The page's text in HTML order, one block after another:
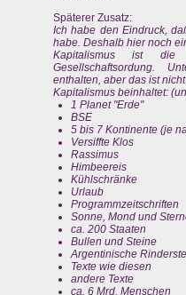
Späterer Zusatz:
Ich habe den Eindruck,
habe. Deshalb hier noch
Kapitalismus ist die
Gesellschaftsordung.
enthalten, aber das ist nicht
Kapitalismus beinhaltet:
1 Planet "Erde"
BSE
5 bis 7 Kontinente (je
Versiffte Klos
Rassimus
Himbeereis
Kühlschränke
Urlaub
Programmzeitschriften
Sonne, Mond und
ca. 200 Staaten
Bullen und Steine
Argentinische
Texte wie diesen
andere Texte
ca. 6 Mrd. Menschen